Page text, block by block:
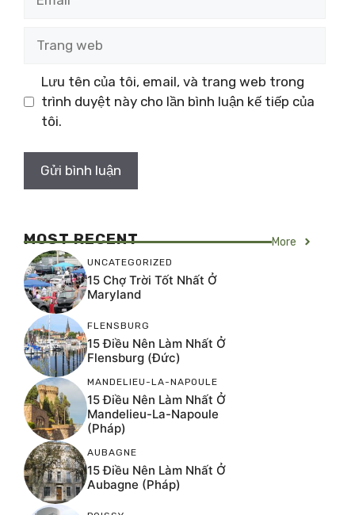
Lưu tên của tôi, email, và trang web trong
trình duyệt này cho lần bình luận kế tiếp của
tôi.
MOST RECENT More
UNCATEGORIZED
15 Chợ Trời Tốt Nhất Ở
Maryland
FLENSBURG
15 Điều Nên Làm Nhất Ở
Flensburg (Đức)
MANDELIEU-LA-NAPOULE
15 Điều Nên Làm Nhất Ở
Mandelieu-La-Napoule
(Pháp)
AUBAGNE
15 Điều Nên Làm Nhất Ở
Aubagne (Pháp)